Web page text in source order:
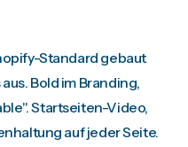
Standard gebaut
Bold im Branding,
Startseiten-Video,
auf jeder Seite.